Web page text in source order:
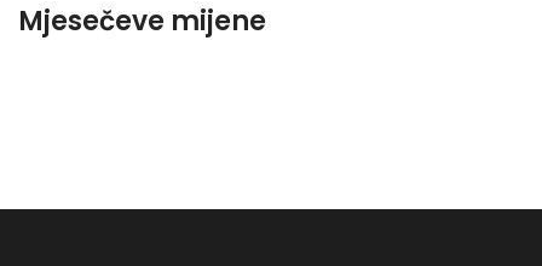
Mjesečeve mijene